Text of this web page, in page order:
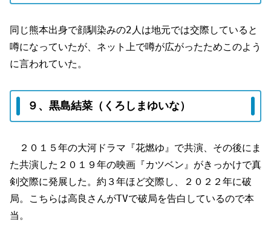
同じ熊本出身で顔馴染みの2人は地元では交際していると
噂になっていたが、ネット上で噂が広がったためこのよう
に言われていた。
９、黒島結菜（くろしまゆいな）
２０１５年の大河ドラマ『花燃ゆ』で共演、その後にま
た共演した２０１９年の映画『カツベン』がきっかけで真
剣交際に発展した。約３年ほど交際し、２０２２年に破
局。こちらは高良さんがTVで破局を告白しているので本
当。